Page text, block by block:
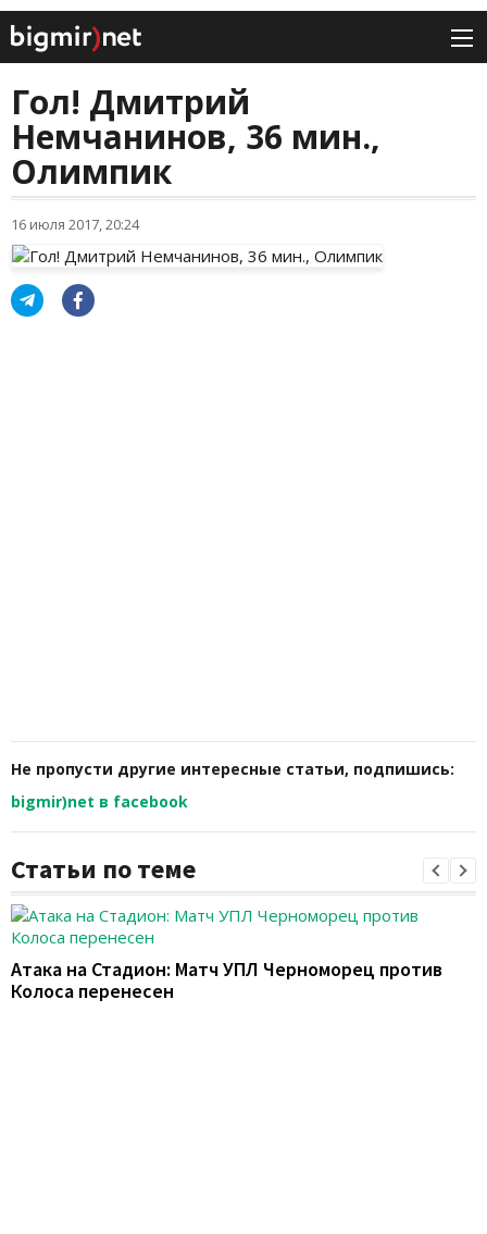
Гол! Дмитрий
Немчанинов, 36 мин.,
Олимпик
16 июля 2017, 20:24
Не пропусти другие интересные статьи, подпишись:
bigmir)net в facebook
Статьи по теме
Атака на Стадион: Матч УПЛ Черноморец против
Колоса перенесен